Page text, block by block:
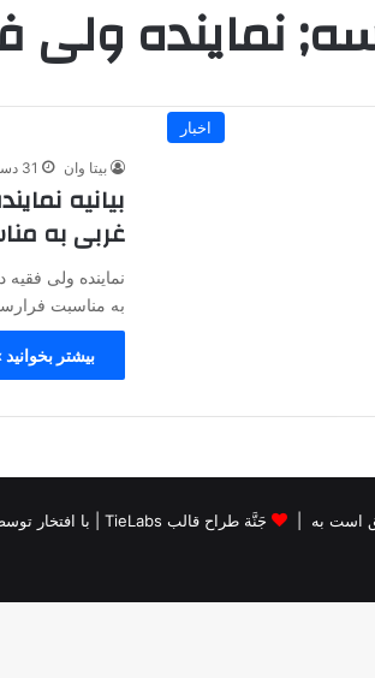
اخبار
بیتا وان 31 دسامبر 2015
بیانیه
غربی به
نماینده ولی
به مناسبت
بیشتر بخوانید
جَنَّة طراح قالب TieLabs | با افتخار